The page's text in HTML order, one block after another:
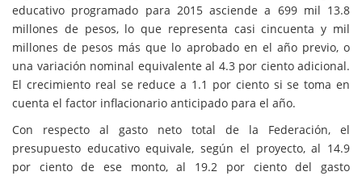
educativo programado para 2015 asciende a 699 mil 13.8
millones de pesos, lo que representa casi cincuenta y mil
millones de pesos más que lo aprobado en el año previo, o
una variación nominal equivalente al 4.3 por ciento adicional.
El crecimiento real se reduce a 1.1 por ciento si se toma en
cuenta el factor inflacionario anticipado para el año.
Con respecto al gasto neto total de la Federación, el
presupuesto educativo equivale, según el proyecto, al 14.9
por ciento de ese monto, al 19.2 por ciento del gasto